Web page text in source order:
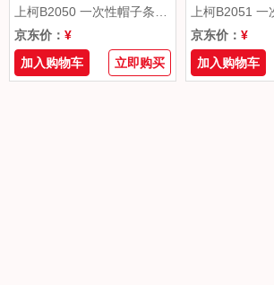
京东价： ¥
加入购物车
立即购买
京东价： ¥
加入购物车